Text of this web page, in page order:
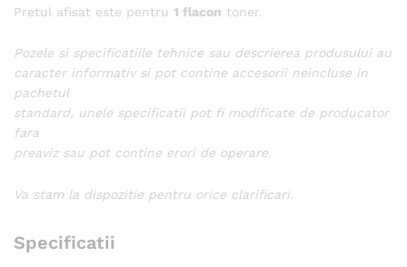
Pretul afisat este pentru 1 flacon toner.
Pozele si specificatiile tehnice sau descrierea produsului au
caracter informativ si pot contine accesorii neincluse in
pachetul
standard, unele specificatii pot fi modificate de producator
fara
preaviz sau pot contine erori de operare.
Va stam la dispozitie pentru orice clarificari.
Specificatii